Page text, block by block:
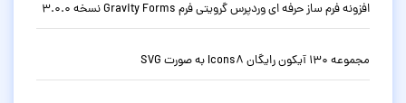
افزونه فرم ساز حرفه ای وردپرس گرویتی فرم Gravity Forms نسخه 3.0.0
مجموعه 130 آیکون رایگان Icons8 به صورت SVG